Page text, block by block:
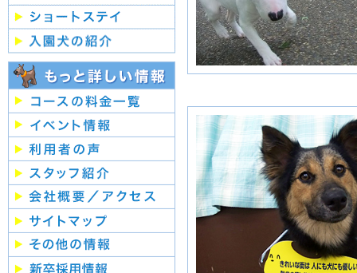
２０２２年／７
月
２０２２年／６
月
２０２２年／１
月
２０２１年／１
２月
月
月
２０２１年／１
２０２０年／１
２月
２０２０年／７
月
２０２０年／６
月
２０２０年／１
月
２０１９年／１
２月
２０１９年／６
月